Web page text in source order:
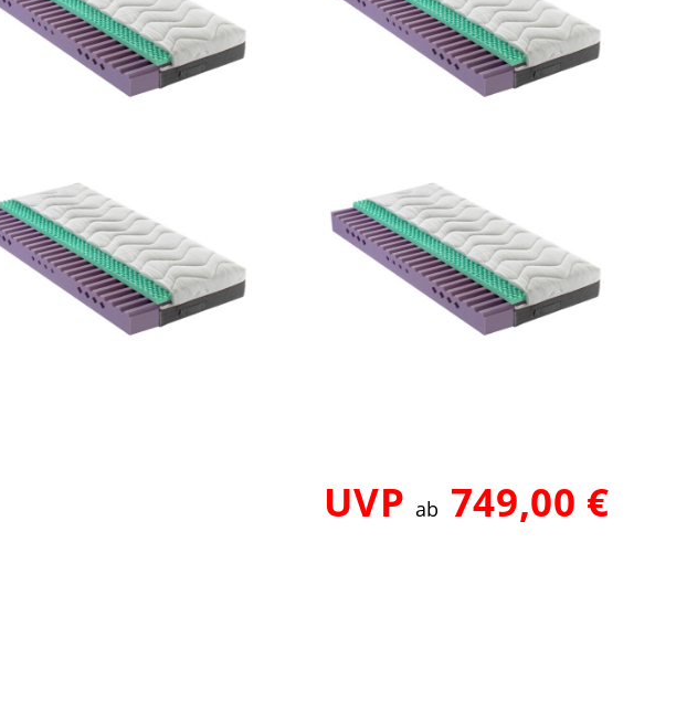
UVP ab 749,00 €